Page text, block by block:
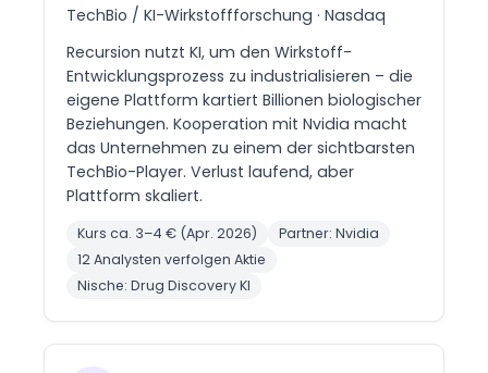
TechBio / KI-Wirkstoffforschung · Nasdaq
Recursion nutzt KI, um den Wirkstoff-
Entwicklungsprozess zu industrialisieren – die
eigene Plattform kartiert Billionen biologischer
Beziehungen. Kooperation mit Nvidia macht
das Unternehmen zu einem der sichtbarsten
TechBio-Player. Verlust laufend, aber
Plattform skaliert.
Kurs ca. 3–4 € (Apr. 2026)
Partner: Nvidia
12 Analysten verfolgen Aktie
Nische: Drug Discovery KI